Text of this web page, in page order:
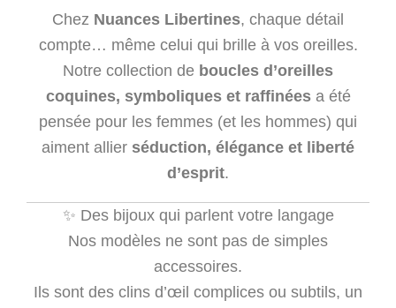
Chez Nuances Libertines, chaque détail
compte… même celui qui brille à vos oreilles.
Notre collection de boucles d’oreilles
coquines, symboliques et raffinéesa été
pensée pour les femmes (et les hommes) qui
aiment allier séduction, élégance et liberté
d’esprit.
✨ Des bijoux qui parlent votre langage
Nos modèles ne sont pas de simples
accessoires.
Ils sont des clins d’œil complices ou subtils, un